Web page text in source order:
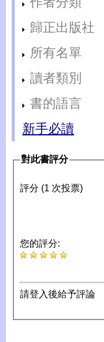
歸正出版社
所有名單
讀者類別
書的語言
新手必讀
對此書評分
評分 (1 次投票)
您的評分:
請登入後給予評論